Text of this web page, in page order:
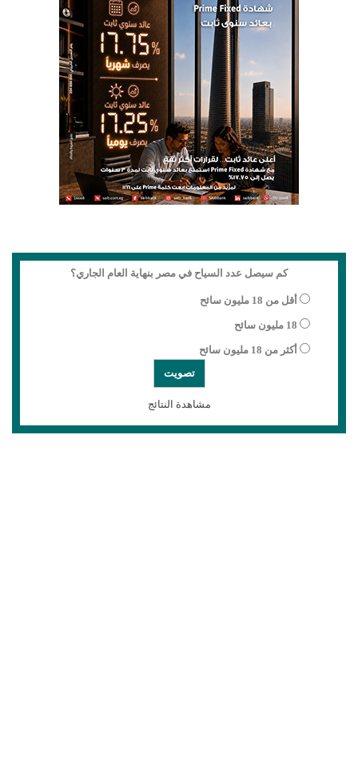
كم سيصل عدد السياح في مصر بنهاية العام الجاري؟
أقل من 18 مليون سائح
18 مليون سائح
أكثر من 18 مليون سائح
مشاهدة النتائج